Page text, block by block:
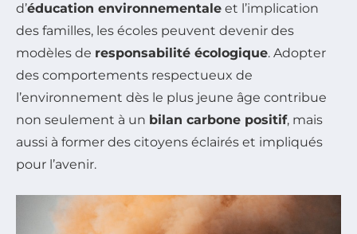
d’éducation environnementale et l’implication
des familles, les écoles peuvent devenir des
modèles de responsabilité écologique. Adopter
des comportements respectueux de
l’environnement dès le plus jeune âge contribue
non seulement à un bilan carbone positif, mais
aussi à former des citoyens éclairés et impliqués
pour l’avenir.